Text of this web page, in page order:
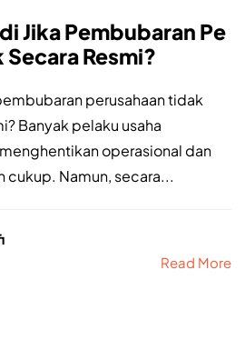
Jika Pembubaran Pe
Resmi?
perusahaan tidak
Banyak pelaku usaha
operasional dan
cukup. Namun, secara...
Read More